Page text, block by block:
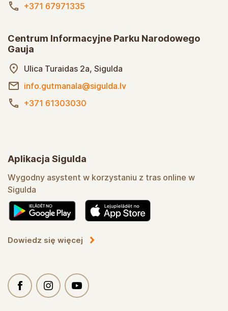
+371 67971335
Centrum Informacyjne Parku Narodowego
Gauja
Ulica Turaidas 2a, Sigulda
info.gutmanala@sigulda.lv
+371 61303030
Aplikacja Sigulda
Wygodny asystent w korzystaniu z tras online w
Sigulda
Dowiedz się więcej